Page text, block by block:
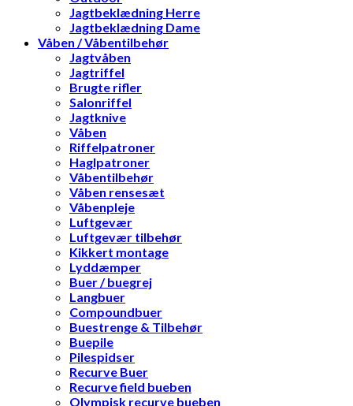
Jagtbeklædning Herre
Jagtbeklædning Dame
Våben / Våbentilbehør
Jagtvåben
Jagtriffel
Brugte rifler
Salonriffel
Jagtknive
Våben
Riffelpatroner
Haglpatroner
Våbentilbehør
Våben rensesæt
Våbenpleje
Luftgevær
Luftgevær tilbehør
Kikkert montage
Lyddæmper
Buer / buegrej
Langbuer
Compoundbuer
Buestrenge & Tilbehør
Buepile
Pilespidser
Recurve Buer
Recurve field bueben
Olympisk recurve bueben